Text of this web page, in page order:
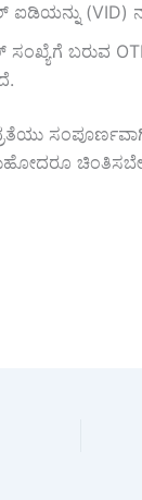
(VID)
ಬರುವ
ಸಂಪೂರ್ಣವಾಗಿ